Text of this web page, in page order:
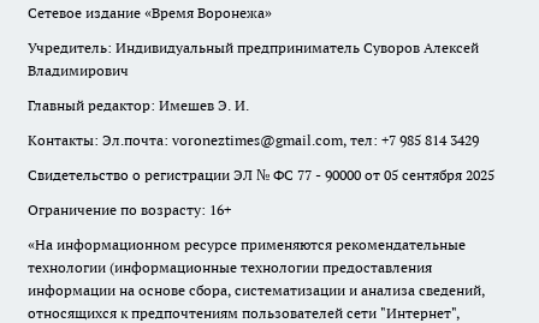
Сетевое издание «Время Воронежа»
Учредитель: Индивидуальный предприниматель Суворов Алексей
Владимирович
Главный редактор: Имешев Э. И.
Контакты: Эл.почта: voroneztimes@gmail.com, тел: +7 985 814 3429
Свидетельство о регистрации ЭЛ № ФС 77 - 90000 от 05 сентября 2025
Ограничение по возрасту: 16+
«На информационном ресурсе применяются рекомендательные
технологии (информационные технологии предоставления
информации на основе сбора, систематизации и анализа сведений,
относящихся к предпочтениям пользователей сети "Интернет",